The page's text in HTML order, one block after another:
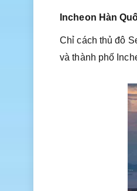
Incheon Hàn
Chỉ cách thủ đô
và thành phố